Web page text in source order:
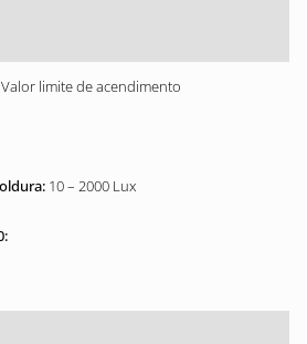
Valor limite de acendimento
10 – 2000 Lux